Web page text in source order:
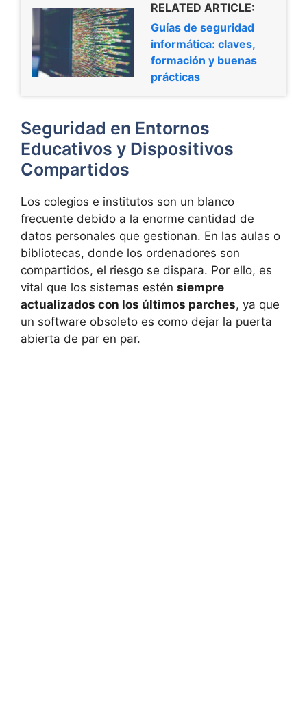
RELATED ARTICLE:
Guías de seguridad
informática: claves,
formación y buenas
prácticas
Seguridad en Entornos
Educativos y Dispositivos
Compartidos
Los colegios e institutos son un blanco
frecuente debido a la enorme cantidad de
datos personales que gestionan. En las aulas o
bibliotecas, donde los ordenadores son
compartidos, el riesgo se dispara. Por ello, es
vital que los sistemas estén siempre
actualizados con los últimos parches, ya que
un software obsoleto es como dejar la puerta
abierta de par en par.